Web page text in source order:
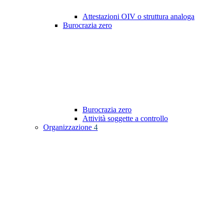
Attestazioni OIV o struttura analoga
Burocrazia zero
Burocrazia zero
Attività soggette a controllo
Organizzazione 4